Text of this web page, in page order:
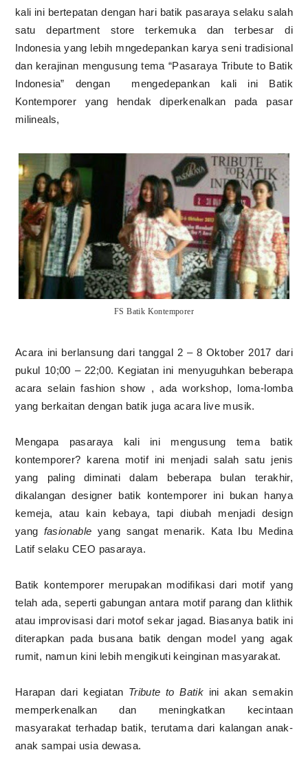
kali ini bertepatan dengan hari batik pasaraya selaku salah
satu department store terkemuka dan terbesar di
Indonesia yang lebih mngedepankan karya seni tradisional
dan kerajinan mengusung tema “Pasaraya Tribute to Batik
Indonesia” dengan mengedepankan kali ini Batik
Kontemporer yang hendak diperkenalkan pada pasar
milineals,
FS Batik Kontemporer
Acara ini berlansung dari tanggal 2 – 8 Oktober 2017 dari
pukul 10;00 – 22;00. Kegiatan ini menyuguhkan beberapa
acara selain fashion show , ada workshop, loma-lomba
yang berkaitan dengan batik juga acara live musik.
Mengapa pasaraya kali ini mengusung tema batik
kontemporer? karena motif ini menjadi salah satu jenis
yang paling diminati dalam beberapa bulan terakhir,
dikalangan designer batik kontemporer ini bukan hanya
kemeja, atau kain kebaya, tapi diubah menjadi design
yang fasionable yang sangat menarik. Kata Ibu Medina
Latif selaku CEO pasaraya.
Batik kontemporer merupakan modifikasi dari motif yang
telah ada, seperti gabungan antara motif parang dan klithik
atau improvisasi dari motof sekar jagad. Biasanya batik ini
diterapkan pada busana batik dengan model yang agak
rumit, namun kini lebih mengikuti keinginan masyarakat.
Harapan dari kegiatan Tribute to Batik ini akan semakin
memperkenalkan dan meningkatkan kecintaan
masyarakat terhadap batik, terutama dari kalangan anak-
anak sampai usia dewasa.